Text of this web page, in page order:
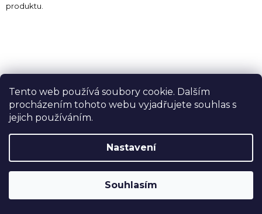
Tento web používá soubory cookie. Dalším
procházením tohoto webu vyjadřujete souhlas s
jejich používáním.
Nastavení
Souhlasím
produktu.
Tohle není utopie, ale tvoje
barvy
Materiály,které
nezklamou
Střihyvyladěné do